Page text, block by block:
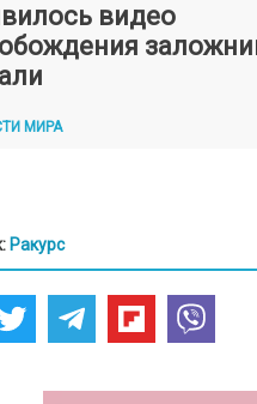
видео
МИРА
Ракурс